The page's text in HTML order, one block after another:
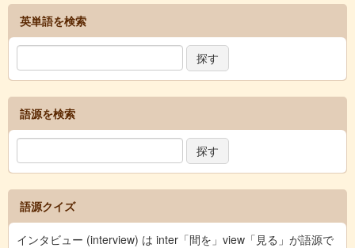
英単語を検索
語源を検索
語源クイズ
インタビュー (interview) は inter「間を」view「見る」が語源で